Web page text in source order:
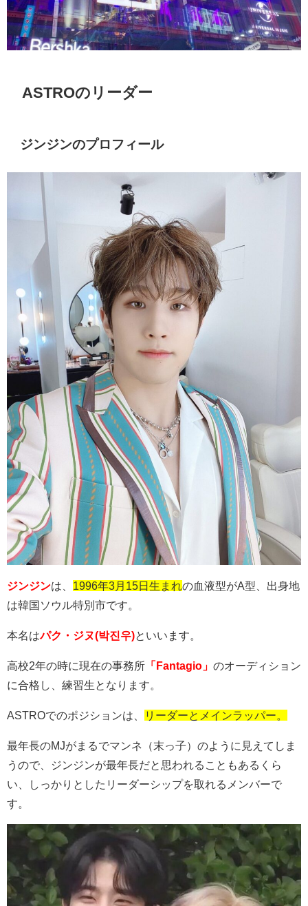
ASTROのリーダー
ジンジンのプロフィール
ジンジンは、 1996年3月15日生まれの血液型がA型、出身地
は韓国ソウル特別市です。
本名はパク・ジヌ(박진우)といいます。
高校2年の時に現在の事務所 「Fantagio」 のオーディション
に合格し、練習生となります。
ASTROでのポジションは、 リーダーとメインラッパー。
最年長のMJがまるでマンネ（末っ子）のように見えてしま
うので、ジンジンが最年長だと思われることもあるくら
い、しっかりとしたリーダーシップを取れるメンバーで
す。